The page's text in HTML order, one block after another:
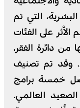
البشرية، التي تم
لها عظيم الأثر على الفئات
دائرة الفقر،
وقد تم تصنيف
خمسة برامج
العالمي.